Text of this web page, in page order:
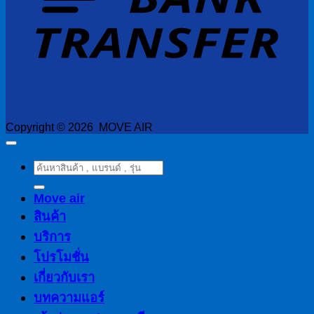
Copyright © 2026 MOVE AIR
ค้นหา:
Move air
สินค้า
บริการ
โปรโมชั่น
เกี่ยวกับเรา
บทความแอร์